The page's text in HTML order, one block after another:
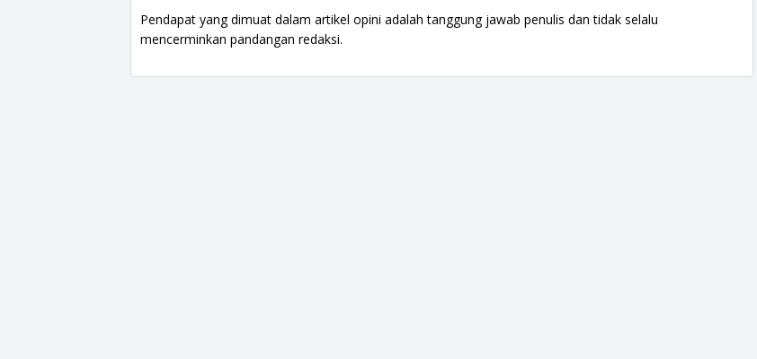
Pendapat yang dimuat dalam artikel opini adalah tanggung jawab penulis dan tidak selalu
mencerminkan pandangan redaksi.